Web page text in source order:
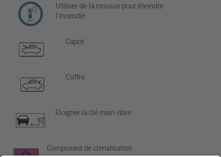
Utiliser de la mousse pour éteindre
l’incendie
Capot
Coffre
Eloigner la clé main-libre
Composant de climatisation